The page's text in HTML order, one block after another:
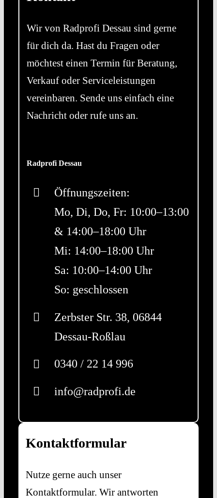
Wir von Radprofi Dessau sind gerne
für dich da. Hast du Fragen oder
möchtest einen Termin für Beratung,
Verkauf oder Serviceleistungen
vereinbaren. Sende uns einfach eine
Nachricht oder rufe uns an.
Radprofi Dessau
Öffnungszeiten:
Mo, Di, Do, Fr: 10:00–13:00
& 14:00–18:00 Uhr
Mi: 14:00–18:00 Uhr
Sa: 10:00–14:00 Uhr
So: geschlossen
Zerbster Str. 38, 06844
Dessau-Roßlau
0340 / 22 14 996
info@radprofi.de
Kontaktformular
Nutze gerne auch unser
Kontaktformular. Wir antworten